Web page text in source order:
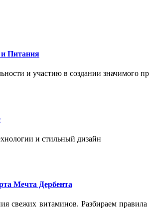
Питания
и участию в создании значимого
и стильный дизайн
Мечта Дербента
витаминов. Разбираем